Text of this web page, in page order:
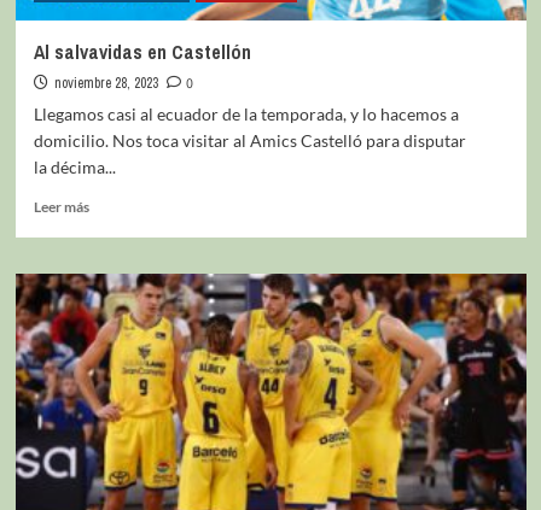
Al salvavidas en Castellón
noviembre 28, 2023
0
Llegamos casi al ecuador de la temporada, y lo hacemos a
domicilio. Nos toca visitar al Amics Castelló para disputar
la décima...
Leer más